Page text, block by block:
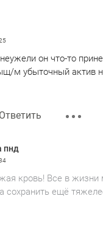
он что-то
м убыточный актив
Ответить
пнд
кровь! Все в жизни
сохранить ещё